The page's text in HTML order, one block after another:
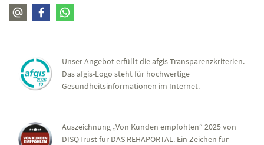
Unser Angebot erfüllt die afgis-Transparenzkriterien.
Das afgis-Logo steht für hochwertige
Gesundheitsinformationen im Internet.
Auszeichnung „Von Kunden empfohlen“ 2025 von
DISQTrust für DAS REHAPORTAL. Ein Zeichen für